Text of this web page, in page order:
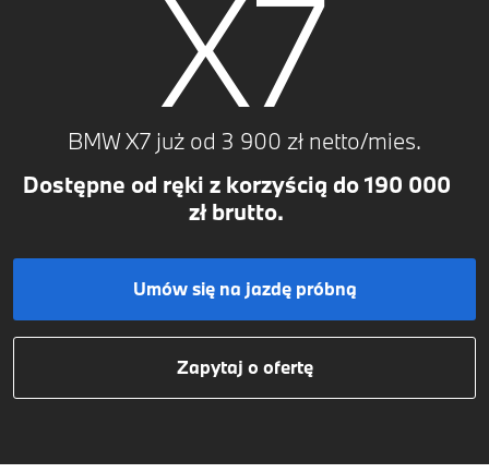
X7
BMW X7 już od 3 900 zł netto/mies.
Dostępne od ręki z korzyścią do 190 000
zł brutto.
Umów się na jazdę próbną
Zapytaj o ofertę